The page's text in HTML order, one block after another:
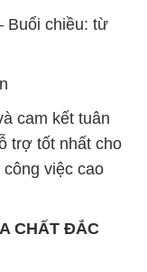
Buổi chiều: từ
cam kết tuân
trợ tốt nhất cho
việc cao
CHẤT ĐẮC